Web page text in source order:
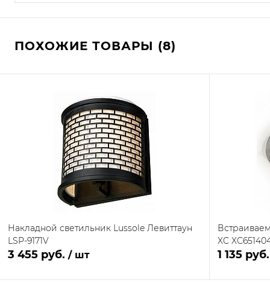
ПОХОЖИЕ ТОВАРЫ (8)
Накладной светильник Lussole Левиттаун
LSP-9171V
3 455 руб. / шт
XC
1 135 руб.